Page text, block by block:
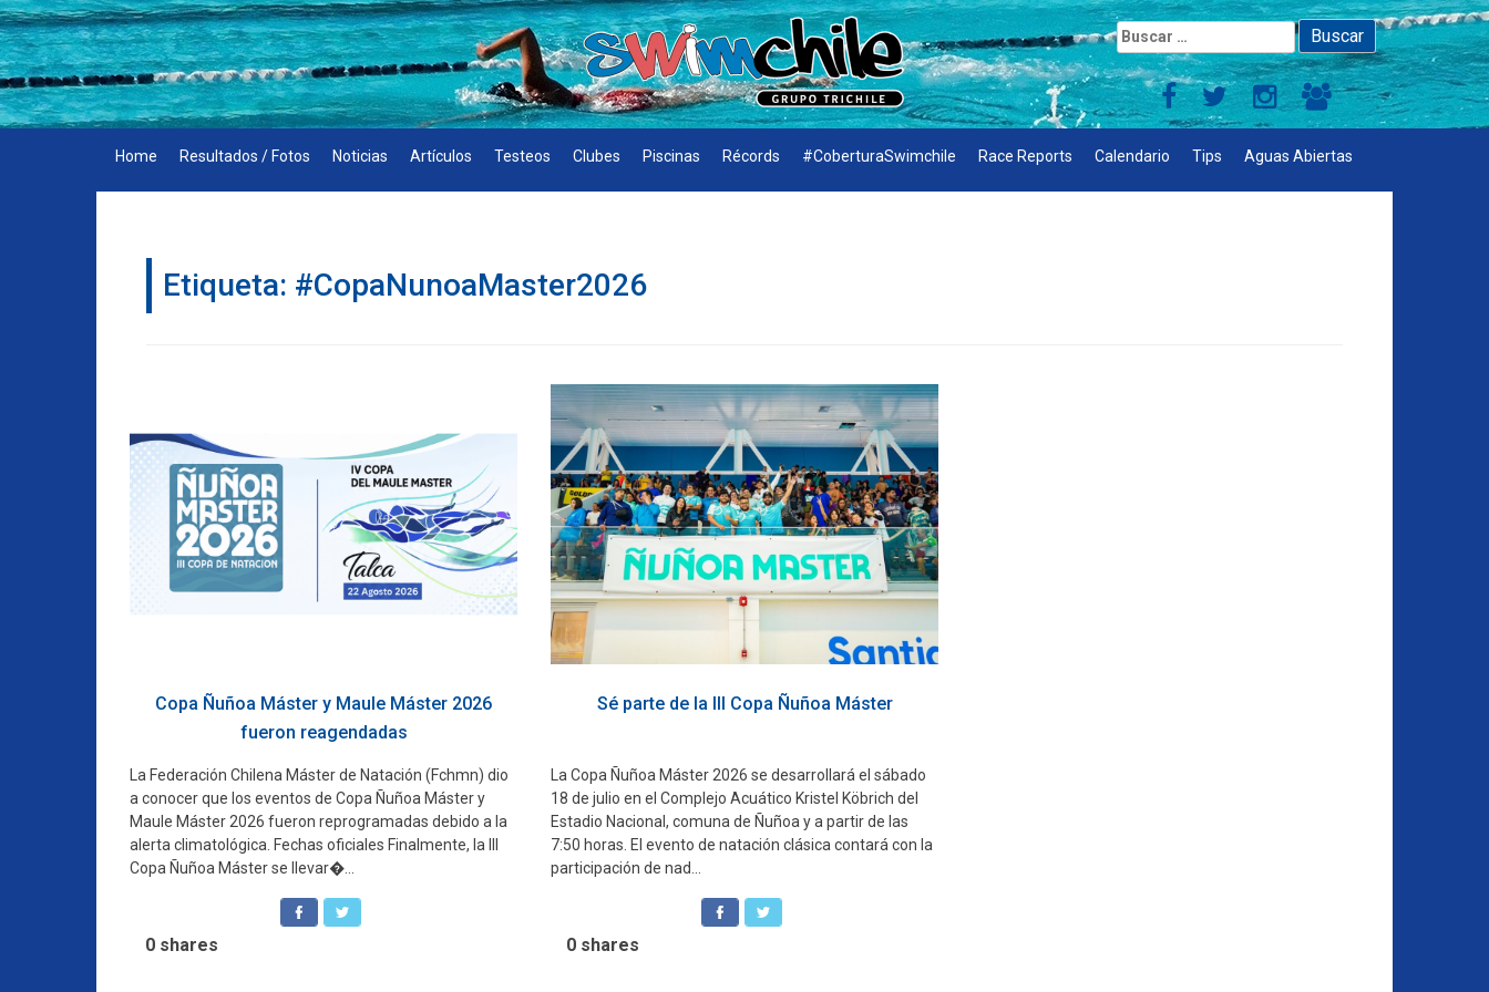
Skip
to
content
Buscar:
Home Resultados / Fotos Noticias Artículos Testeos Clubes Piscinas Récords #CoberturaSwimchile Race Reports Calendario Tips Aguas Abiertas
Etiqueta: #CopaNunoaMaster2026
Copa Ñuñoa Máster y Maule Máster 2026
fueron reagendadas
La Federación Chilena Máster de Natación (Fchmn) dio
a conocer que los eventos de Copa Ñuñoa Máster y
Maule Máster 2026 fueron reprogramadas debido a la
alerta climatológica. Fechas oficiales Finalmente, la III
Copa Ñuñoa Máster se llevar�...
0 shares
Sé parte de la III Copa Ñuñoa Máster
La Copa Ñuñoa Máster 2026 se desarrollará el sábado
18 de julio en el Complejo Acuático Kristel Köbrich del
Estadio Nacional, comuna de Ñuñoa y a partir de las
7:50 horas. El evento de natación clásica contará con la
participación de nad...
0 shares